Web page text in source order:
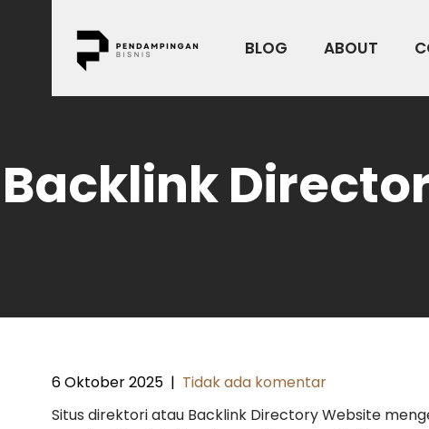
BLOG ABOUT
Backlink
6 Oktober 2025 | Tidak ada komentar
Situs direktori atau Backlink Directory Website